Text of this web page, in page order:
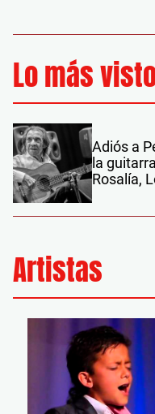
Lo más
Adiós a
la
Rosalía,
Artistas